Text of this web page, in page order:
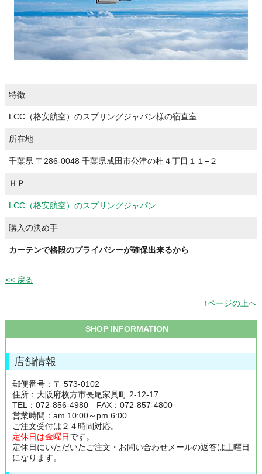
特徴
LCC（格安航空）のスプリングジャパン様の宿直室
所在地
千葉県 〒286-0048 千葉県成田市公津の杜４丁目１１−２
ＨＰ
LCC（格安航空）のスプリングジャパン
購入の決め手
カーテンで格段のプライバシーが確保出来るから
<< 戻る
↑ページの上へ
SHOP INFORMATION
店舗情報
郵便番号：〒 573-0102
住所：大阪府枚方市長尾家具町 2-12-17
TEL：072-856-4980 FAX：072-857-4800
営業時間：am.10:00～pm.6:00
ご注文受付は２４時間対応。
定休日は金曜日です。
定休日にいただいたご注文・お問い合わせメールの返答は土曜日
になります。